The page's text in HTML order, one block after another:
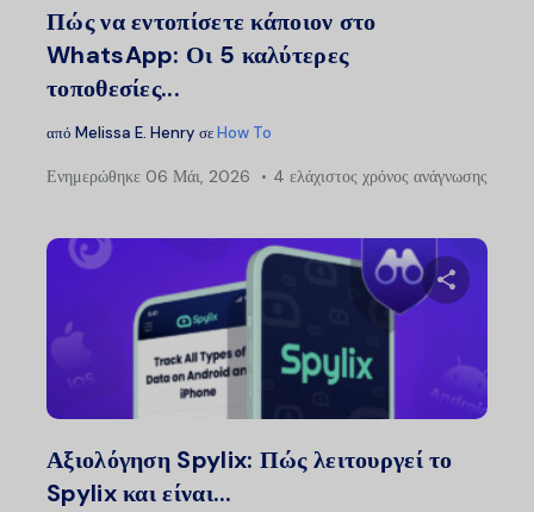
Πώς να εντοπίσετε κάποιον στο
WhatsApp: Οι 5 καλύτερες
τοποθεσίες...
από Melissa E. Henry σεHow To
Ενημερώθηκε 06 Μάι, 2026 4 ελάχιστος χρόνος ανάγνωσης
Αξιολόγηση Spylix: Πώς λειτουργεί το
Spylix και είναι...